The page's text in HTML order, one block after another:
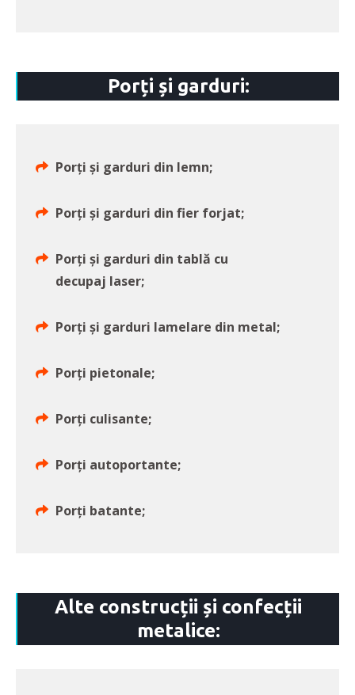
Porți și garduri:
Porți și garduri din lemn;
Porți și garduri din fier forjat;
Porți și garduri din tablă cu
decupaj laser;
Porți și garduri lamelare din metal;
Porți pietonale;
Porți culisante;
Porți autoportante;
Porți batante;
Alte construcții și confecții
metalice: